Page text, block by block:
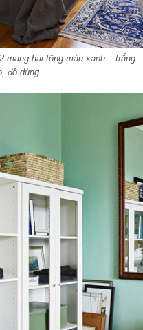
mang hai tông màu xanh – trắng
đồ dùng